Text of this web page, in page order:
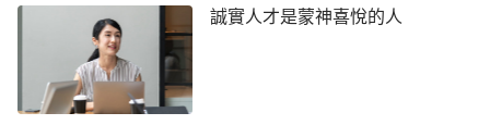
違背神的心意撒謊騙人。我們是信神的孩子，應該做
一個是就說是，不是就說不是的誠實人。你知道嗎？
神在暗中鑒察著我們，我們能欺騙人，但是欺騙不了
神，你心裡覺得難過，這就是神的責備，神不喜歡我
誠實人才是蒙神喜悅的人